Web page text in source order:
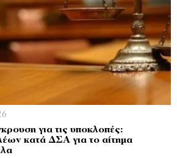
για τις υποκλοπές:
κατά ΔΣΑ για το αίτημα